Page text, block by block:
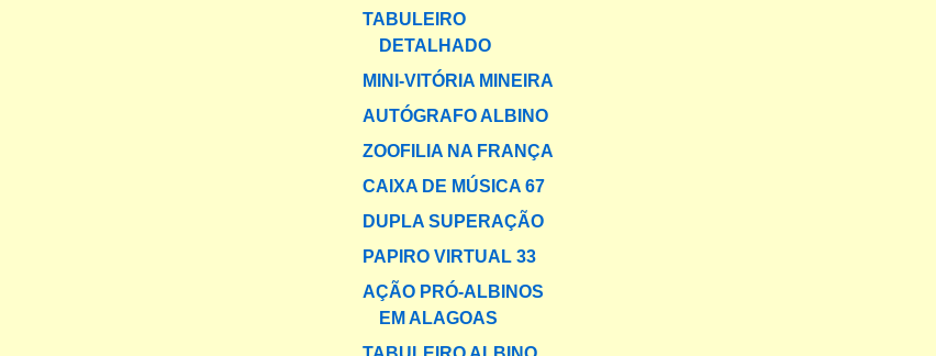
TABULEIRO
DETALHADO
MINI-VITÓRIA MINEIRA
AUTÓGRAFO ALBINO
ZOOFILIA NA FRANÇA
CAIXA DE MÚSICA 67
DUPLA SUPERAÇÃO
PAPIRO VIRTUAL 33
AÇÃO PRÓ-ALBINOS
EM ALAGOAS